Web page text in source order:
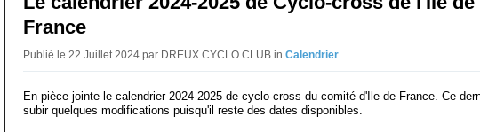
France
Publié le 22 Juillet 2024 par DREUX CYCLO CLUB in Calendrier
En pièce jointe le calendrier 2024-2025 de cyclo-cross du comité d'Ile de France. Ce
subir quelques modifications puisqu'il reste des dates disponibles.